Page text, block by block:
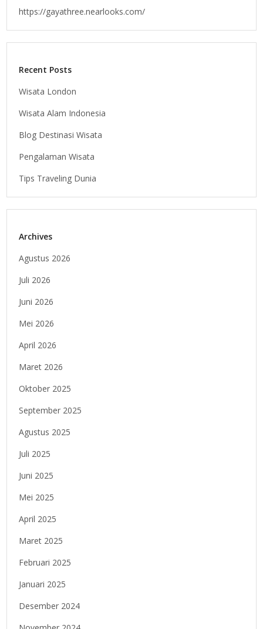
https://gayathree.nearlooks.com/
Recent Posts
Wisata London
Wisata Alam Indonesia
Blog Destinasi Wisata
Pengalaman Wisata
Tips Traveling Dunia
Archives
Agustus 2026
Juli 2026
Juni 2026
Mei 2026
April 2026
Maret 2026
Oktober 2025
September 2025
Agustus 2025
Juli 2025
Juni 2025
Mei 2025
April 2025
Maret 2025
Februari 2025
Januari 2025
Desember 2024